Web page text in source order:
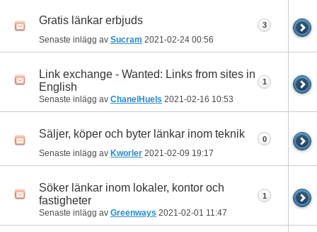
Gratis länkar erbjuds
Senaste inlägg av Sucram 2021-02-24 00:56
3
Link exchange - Wanted: Links from sites in
English
Senaste inlägg av ChanelHuels 2021-02-16 10:53
1
Säljer, köper och byter länkar inom teknik
Senaste inlägg av Kworler 2021-02-09 19:17
0
Söker länkar inom lokaler, kontor och
fastigheter
Senaste inlägg av Greenways 2021-02-01 11:47
1